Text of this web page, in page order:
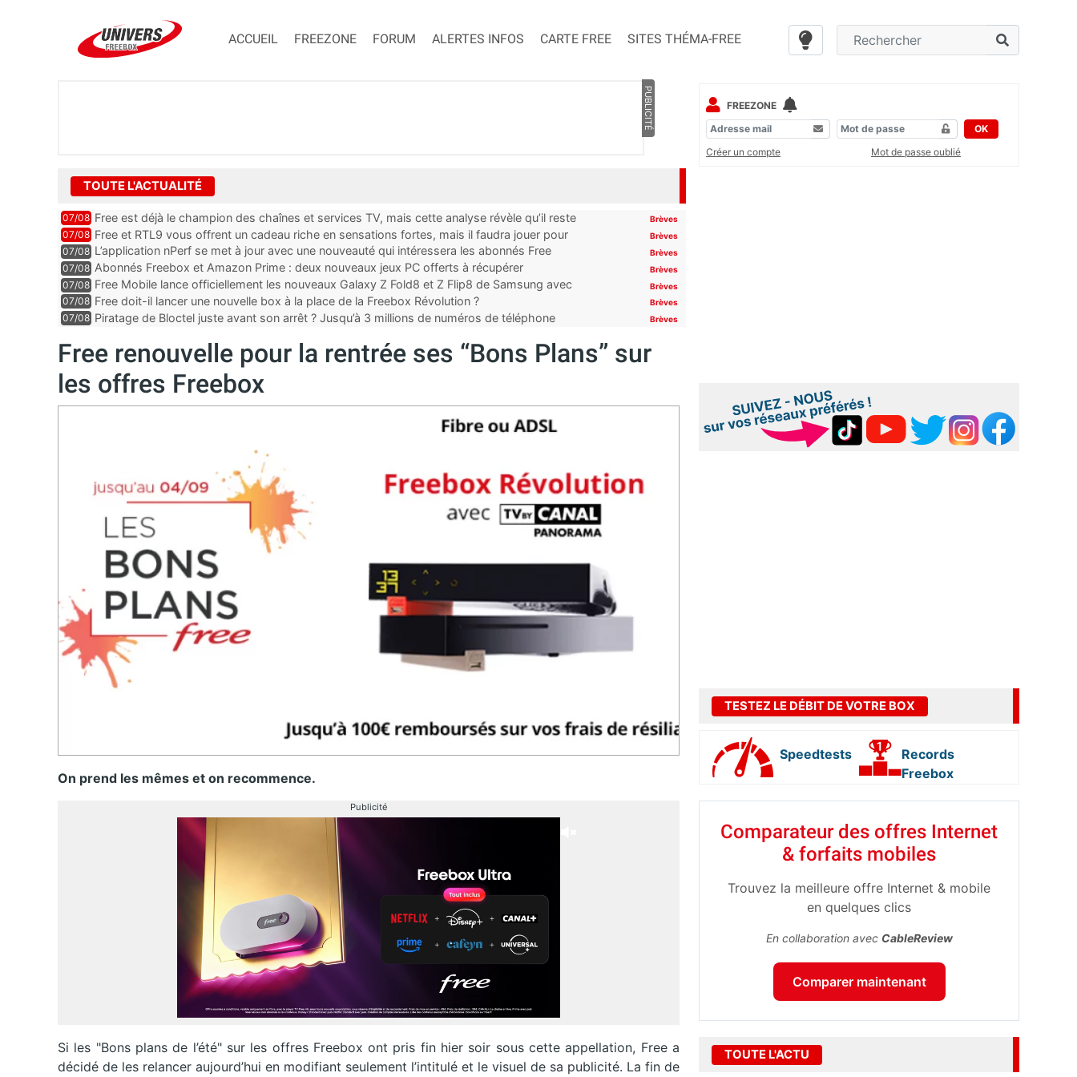
ACCUEIL FREEZONE FORUM ALERTES INFOS CARTE FREE SITES THÉMA-FREE
PUBLICITÉ
TOUTE L'ACTUALITÉ
07/08 Free est déjà le champion des chaînes et services TV, mais cette analyse révèle qu’il reste
encore au moin...
Brèves
07/08 Free et RTL9 vous offrent un cadeau riche en sensations fortes, mais il faudra jouer pour
l’obtenir
Brèves
07/08 L’application nPerf se met à jour avec une nouveauté qui intéressera les abonnés Free
Mobile, Orange, SFR ...
Brèves
07/08 Abonnés Freebox et Amazon Prime : deux nouveaux jeux PC offerts à récupérer Brèves
07/08 Free Mobile lance officiellement les nouveaux Galaxy Z Fold8 et Z Flip8 de Samsung avec
des promos et des cadeaux
Brèves
07/08 Free doit-il lancer une nouvelle box à la place de la Freebox Révolution ? Brèves
07/08 Piratage de Bloctel juste avant son arrêt ? Jusqu’à 3 millions de numéros de téléphone
Brèves
Free renouvelle pour la rentrée ses “Bons Plans” sur
les offres Freebox
On prend les mêmes et on recommence.
Publicité
Si les "Bons plans de l’été" sur les offres Freebox ont pris fin hier soir sous cette appellation, Free a
décidé de les relancer aujourd’hui en modifiant seulement l’intitulé et le visuel de sa publicité. La fin de
FREEZONE
OK
Créer un compte
Mot de passe oublié
TESTEZ LE DÉBIT DE VOTRE BOX
Speedtests
Records
Freebox
Comparateur des offres Internet
& forfaits mobiles
Trouvez la meilleure offre Internet & mobile
en quelques clics
En collaboration avec CableReview
Comparer maintenant
TOUTE L'ACTU